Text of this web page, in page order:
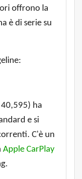
offrono la
è di serie su
ha
e si
C'è un
Apple CarPlay